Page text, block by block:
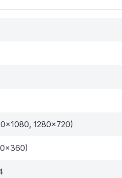
1280×720)